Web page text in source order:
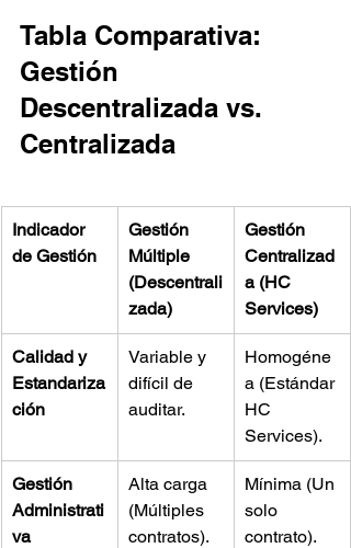
Tabla Comparativa:
Gestión
Descentralizada vs.
Centralizada
Indicador
de Gestión
Gestión
Múltiple
(Descentrali
zada)
Gestión
Centralizad
a (HC
Services)
Calidad y
Estandariza
ción
Variable y
difícil de
auditar.
Homogéne
a (Estándar
HC
Services).
Gestión
Administrati
va
Alta carga
(Múltiples
contratos).
Mínima (Un
solo
contrato).